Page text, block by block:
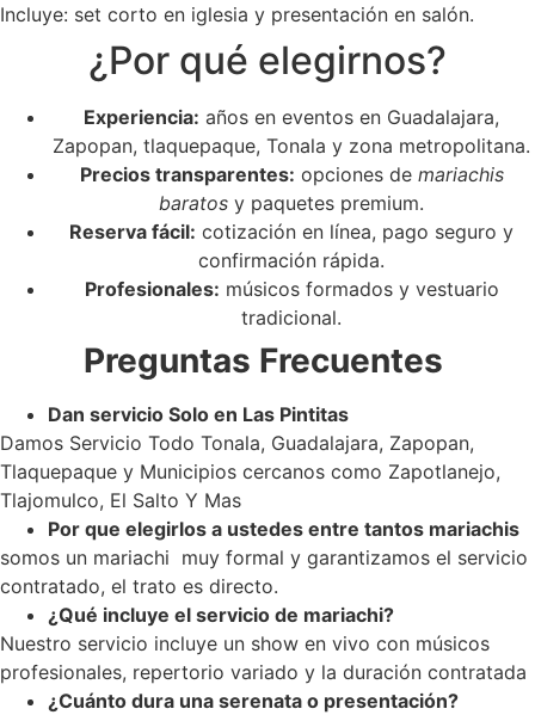
Incluye: set corto en iglesia y presentación en salón.
¿Por qué elegirnos?
Experiencia: años en eventos en Guadalajara,
Zapopan, tlaquepaque, Tonala y zona metropolitana.
Precios transparentes: opciones de mariachis
baratos y paquetes premium.
Reserva fácil: cotización en línea, pago seguro y
confirmación rápida.
Profesionales: músicos formados y vestuario
tradicional.
Preguntas Frecuentes
Dan servicio Solo en Las Pintitas
Damos Servicio Todo Tonala, Guadalajara, Zapopan,
Tlaquepaque y Municipios cercanos como Zapotlanejo,
Tlajomulco, El Salto Y Mas
Por que elegirlos a ustedes entre tantos mariachis
somos un mariachi muy formal y garantizamos el servicio
contratado, el trato es directo.
¿Qué incluye el servicio de mariachi?
Nuestro servicio incluye un show en vivo con músicos
profesionales, repertorio variado y la duración contratada
¿Cuánto dura una serenata o presentación?